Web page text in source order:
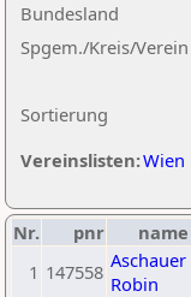
Sortierung
Bundesland
Spgem./Kreis/Verein
Vereinslisten:Wien
Nr. pnr name
1 147558 Aschauer
Robin